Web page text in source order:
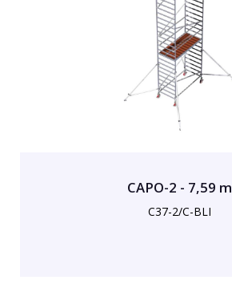
CAPO-2 - 7,59 m
C37-2/C-BLI